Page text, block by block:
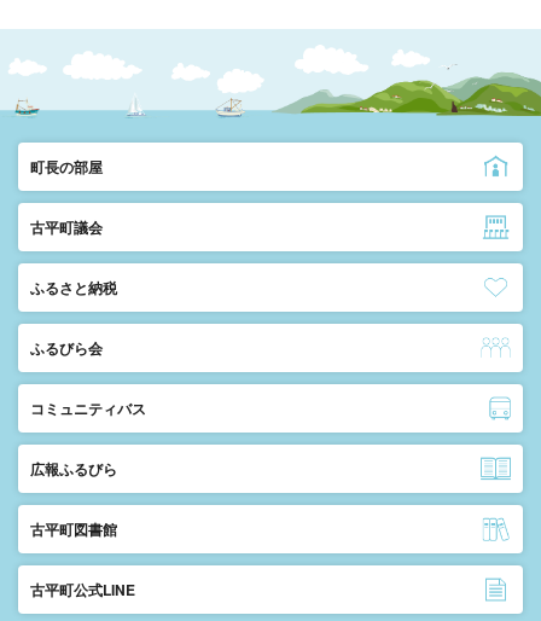
町長の部屋
古平町議会
ふるさと納税
ふるびら会
コミュニティバス
広報ふるびら
古平町図書館
古平町公式LINE